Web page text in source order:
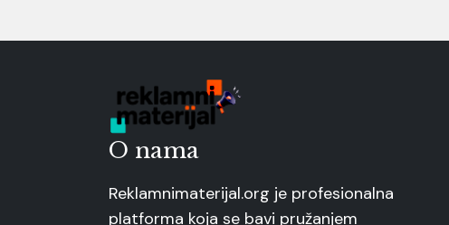
O nama
Reklamnimaterijal.org je profesionalna
platforma koja se bavi pružanjem